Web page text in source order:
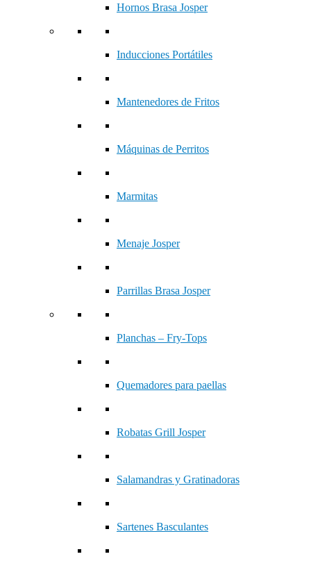
Hornos Brasa Josper
Inducciones Portátiles
Mantenedores de Fritos
Máquinas de Perritos
Marmitas
Menaje Josper
Parrillas Brasa Josper
Planchas – Fry-Tops
Quemadores para paellas
Robatas Grill Josper
Salamandras y Gratinadoras
Sartenes Basculantes